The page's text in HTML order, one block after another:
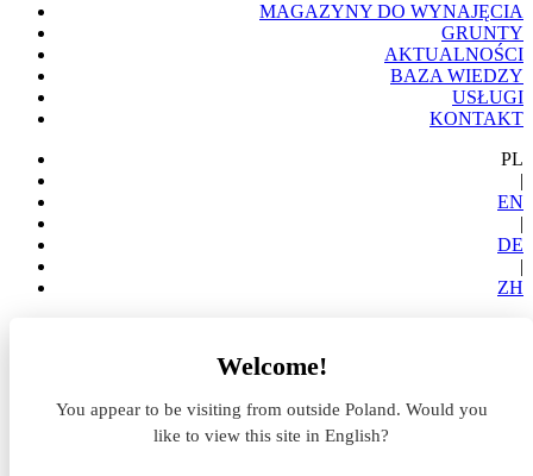
MAGAZYNY DO WYNAJĘCIA
GRUNTY
AKTUALNOŚCI
BAZA WIEDZY
USŁUGI
KONTAKT
PL
|
EN
|
DE
|
ZH
Welcome!
You appear to be visiting from outside Poland. Would you
like to view this site in English?
Aktualności z rynku